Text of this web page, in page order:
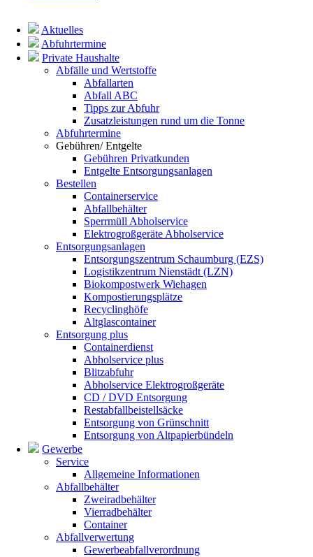
überspringenAktuelles
Abfuhrtermine
Private Haushalte
Abfälle und Wertstoffe
Abfallarten
Abfall ABC
Tipps zur Abfuhr
Zusatzleistungen rund um die Tonne
Abfuhrtermine
Gebühren/ Entgelte
Gebühren Privatkunden
Entgelte Entsorgungsanlagen
Bestellen
Containerservice
Abfallbehälter
Sperrmüll Abholservice
Elektrogroßgeräte Abholservice
Entsorgungsanlagen
Entsorgungszentrum Schaumburg (EZS)
Logistikzentrum Nienstädt (LZN)
Biokompostwerk Wiehagen
Kompostierungsplätze
Recyclinghöfe
Altglascontainer
Entsorgung plus
Containerdienst
Abholservice plus
Blitzabfuhr
Abholservice Elektrogroßgeräte
CD / DVD Entsorgung
Restabfallbeistellsäcke
Entsorgung von Grünschnitt
Entsorgung von Altpapierbündeln
Gewerbe
Service
Allgemeine Informationen
Abfallbehälter
Zweiradbehälter
Vierradbehälter
Container
Abfallverwertung
Gewerbeabfallverordnung